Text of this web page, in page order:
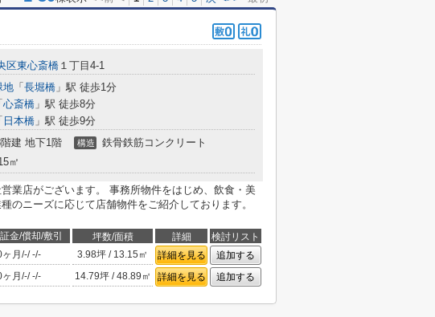
区東心斎橋 １丁目4-1
地 「 長堀橋 」駅 徒歩1分
心斎橋 」駅 徒歩8分
日本橋 」駅 徒歩9分
建 地下1階 構造 鉄骨鉄筋コンクリート
㎡
業店がございます。 事務所物件をはじめ、飲食・美
のニーズに応じて店舗物件をご紹介しております。
金/償却/敷引 坪数/面積 詳細
検討リスト
月 /-/-/- 3.98坪 / 13.15㎡ 詳細を見る
追加する
月 /-/-/- 14.79坪 / 48.89㎡ 詳細を見る 追加する